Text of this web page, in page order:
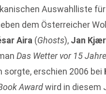
Auswahlliste
dem Österreicher
Aira (Ghosts), Jan
Das Wetter vor 15
sorgte, erschien 2006 bei
Awardwird in diesem